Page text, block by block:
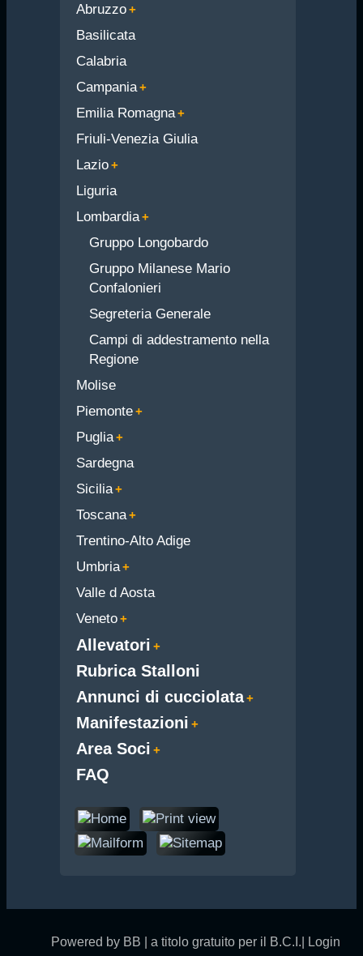
Abruzzo
Basilicata
Calabria
Campania
Emilia Romagna
Friuli-Venezia Giulia
Lazio
Liguria
Lombardia
Gruppo Longobardo
Gruppo Milanese Mario
Confalonieri
Segreteria Generale
Campi di addestramento nella
Regione
Molise
Piemonte
Puglia
Sardegna
Sicilia
Toscana
Trentino-Alto Adige
Umbria
Valle d Aosta
Veneto
Allevatori
Rubrica Stalloni
Annunci di cucciolata
Manifestazioni
Area Soci
FAQ
Powered by BB | a titolo gratuito per il B.C.I.| Login